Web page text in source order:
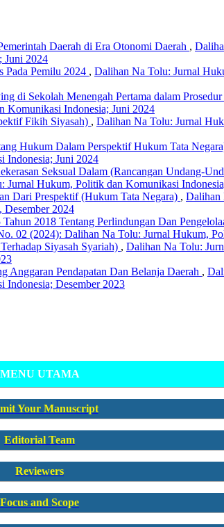
Daerah di Era Otonomi Daerah ,
Juni 2024
Pada Pemilu 2024 , Dalihan Na Tolu: Jurnal
di Sekolah Menengah Pertama dalam Prosedur
Komunikasi Indonesia; Juni 2024
Fikih Siyasah) , Dalihan Na Tolu: Jurnal
Hukum Dalam Perspektif Hukum Tata
Indonesia; Juni 2024
Seksual Dalam (Rancangan Undang-
Hukum, Politik dan Komunikasi
Dari Prespektif (Hukum Tata Negara) , Dalihan
2024
2018 Tentang Perlindungan Dan
02 (2024): Dalihan Na Tolu: Jurnal Hukum,
Siyasah Syariah) , Dalihan Na Tolu:
Anggaran Pendapatan Dan Belanja Daerah ,
Desember 2023
MENU UTAMA
Your Manuscript
Editorial Team
Reviewers
Focus and Scope